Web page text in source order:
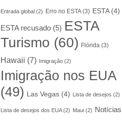
Entrada global (2) Erro no ESTA(3) ESTA(4)
ESTA recusado(5) ESTA
Turismo (60) Flórida(3)
Hawaii (7) Imigração(2)
Imigração nos EUA
(49) Las Vegas(4) Lista de desejos (2)
Lista de desejos dos EUA(2) Maui(2)
Notícias